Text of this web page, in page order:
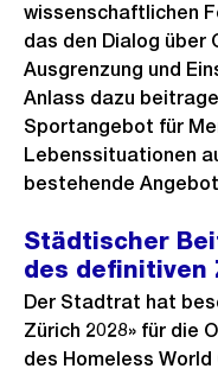
wissenschaftlichen
das den Dialog über
Ausgrenzung und
Anlass dazu
Sportangebot für
Lebenssituationen
bestehende
Städtischer
des definitiven
Der Stadtrat hat
Zürich 2028» für die
des Homeless